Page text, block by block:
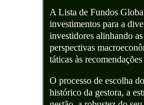
A Lista de Fundos
investimentos para a
investidores alinhando
perspectivas
táticas às
O processo de escolha
histórico da gestora, a